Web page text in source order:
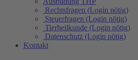
Rechtsfragen (Login nötig)
Steuerfragen (Login nötig)
Tierheilkunde (Login nötig)
Datenschutz (Login nötig)
Kontakt